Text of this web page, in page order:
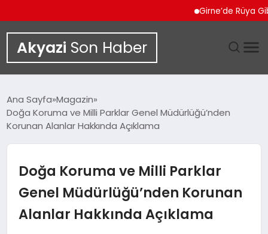
Girne’de Rüya Gibi
Akyazi Son Haber
SIYASET
EKONOMI
SPOR
Ana Sayfa Magazin
Doğa Koruma ve Milli Parklar Genel Müdürlüğü’nden
Korunan Alanlar Hakkında Açıklama
Doğa Koruma ve Milli Parklar
Genel Müdürlüğü’nden Korunan
Alanlar Hakkında Açıklama